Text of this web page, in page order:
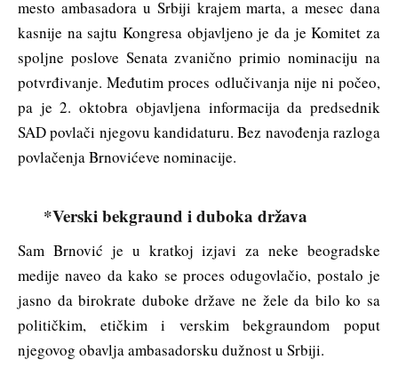
mesto ambasadora u Srbiji krajem marta, a mesec dana
kasnije na sajtu Kongresa objavljeno je da je Komitet za
spoljne poslove Senata zvanično primio nominaciju na
potvrđivanje. Međutim proces odlučivanja nije ni počeo,
pa je 2. oktobra objavljena informacija da predsednik
SAD povlači njegovu kandidaturu. Bez navođenja razloga
povlačenja Brnovićeve nominacije.
*Verski bekgraund i duboka država
Sam Brnović je u kratkoj izjavi za neke beogradske
medije naveo da kako se proces odugovlačio, postalo je
jasno da birokrate duboke države ne žele da bilo ko sa
političkim, etičkim i verskim bekgraundom poput
njegovog obavlja ambasadorsku dužnost u Srbiji.